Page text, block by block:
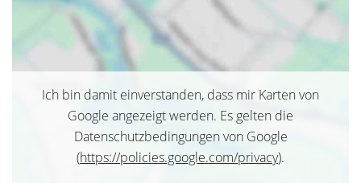
Ich bin damit einverstanden, dass mir Karten von
Google angezeigt werden. Es gelten die
Datenschutzbedingungen von Google
(https://policies.google.com/privacy).